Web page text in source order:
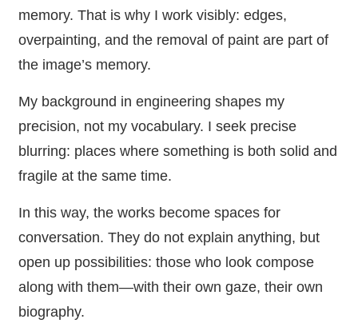
memory. That is why I work visibly: edges,
overpainting, and the removal of paint are part of
the image’s memory.
My background in engineering shapes my
precision, not my vocabulary. I seek precise
blurring: places where something is both solid and
fragile at the same time.
In this way, the works become spaces for
conversation. They do not explain anything, but
open up possibilities: those who look compose
along with them—with their own gaze, their own
biography.